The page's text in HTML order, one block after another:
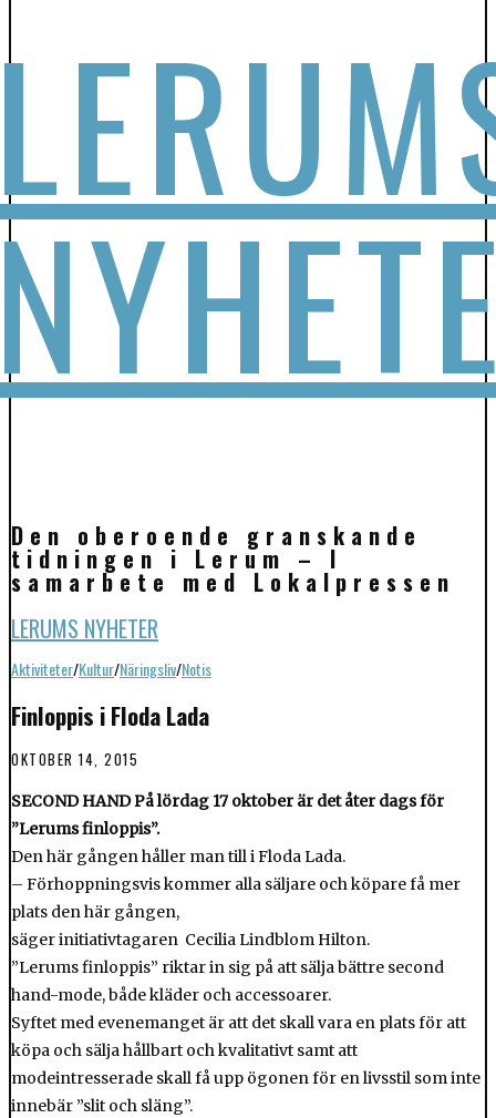
Den oberoende granskande
tidningen i Lerum – I
samarbete med Lokalpressen
LERUMS NYHETER
Aktiviteter/Kultur/Näringsliv/Notis
Finloppis i Floda Lada
OKTOBER 14, 2015
SECOND HAND På lördag 17 oktober är det åter dags för
”Lerums finloppis”.
Den här gången håller man till i Floda Lada.
– Förhoppningsvis kommer alla säljare och köpare få mer
plats den här gången,
säger initiativtagaren Cecilia Lindblom Hilton.
”Lerums finloppis” riktar in sig på att sälja bättre second
hand-mode, både kläder och accessoarer.
Syftet med evenemanget är att det skall vara en plats för att
köpa och sälja hållbart och kvalitativt samt att
modeintresserade skall få upp ögonen för en livsstil som inte
innebär ”slit och släng”.